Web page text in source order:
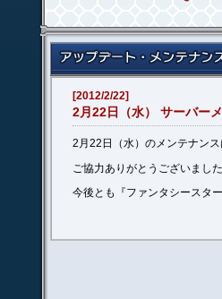
[2012/2/22]
2月22日（水） サーバー
2月22日（水）のメンテナン
ご協力ありがとうございました
今後とも『ファンタシースタ